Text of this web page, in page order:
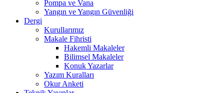
Pompa ve Vana
Yangın ve Yangın Güvenliği
Dergi
Kurullarımız
Makale Fihristi
Hakemli Makaleler
Bilimsel Makaleler
Konuk Yazarlar
Yazım Kuralları
Okur Anketi